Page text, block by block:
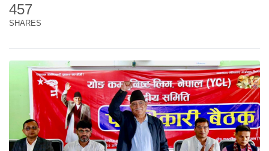
457
SHARES